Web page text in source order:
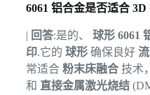
6061 铝合金是否适合 3D
| 回答:是的、 球形 6061
印.它的 球形确保良好
常适合 粉末床融合技术
和 直接金属激光烧结